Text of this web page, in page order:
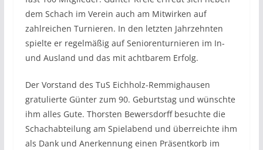
dem Schach im Verein auch am Mitwirken auf
zahlreichen Turnieren. In den letzten Jahrzehnten
spielte er regelmäßig auf Seniorenturnieren im In-
und Ausland und das mit achtbarem Erfolg.
Der Vorstand des TuS Eichholz-Remmighausen
gratulierte Günter zum 90. Geburtstag und wünschte
ihm alles Gute. Thorsten Bewersdorff besuchte die
Schachabteilung am Spielabend und überreichte ihm
als Dank und Anerkennung einen Präsentkorb im